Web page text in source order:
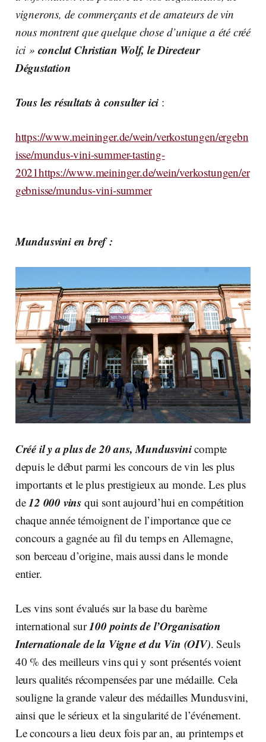
vignerons, de commerçants et de amateurs de vin
nous montrent que quelque chose d’unique a été créé
ici » conclut Christian Wolf, le Directeur
Dégustation
Tous les résultats à consulter ici :
https://www.meininger.de/wein/verkostungen/ergebn
isse/mundus-vini-summer-tasting-
2021https://www.meininger.de/wein/verkostungen/er
gebnisse/mundus-vini-summer
Mundusvini en bref :
Créé il y a plus de 20 ans, Mundusvinicompte
depuis le début parmi les concours de vin les plus
importants et le plus prestigieux au monde. Les plus
de12 000 vins qui sont aujourd’hui en compétition
chaque année témoignent de l’importance que ce
concours a gagnée au fil du temps en Allemagne,
son berceau d’origine, mais aussi dans le monde
entier.
Les vins sont évalués sur la base du barème
international sur100 points de l’Organisation
Internationale de la Vigne et du Vin (OIV). Seuls
40 % des meilleurs vins qui y sont présentés voient
leurs qualités récompensées par une médaille. Cela
souligne la grande valeur des médailles Mundusvini,
ainsi que le sérieux et la singularité de l’événement.
Le concours a lieu deux fois par an, au printemps et